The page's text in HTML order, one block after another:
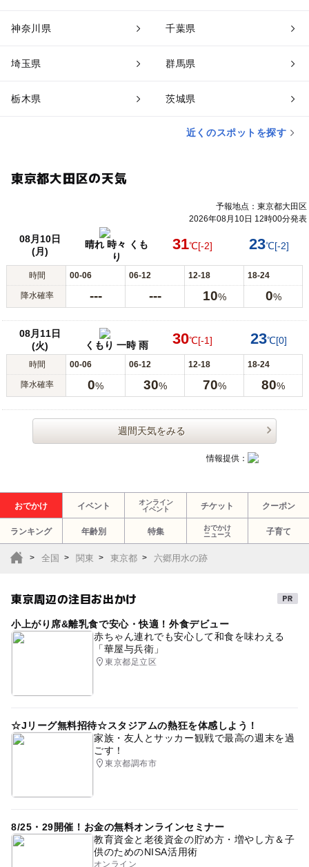
神奈川県 千葉県
埼玉県 群馬県
栃木県 茨城県
近くのスポットを探す
東京都大田区の天気
予報地点：東京都大田区
2026年08月10日 12時00分発表
08月10日
(月)
晴れ 時々 くも
り
31℃[-2] 23℃[-2]
時間 00-06 06-12 12-18 18-24
降水確率 --- --- 10% 0%
08月11日
(火)
くもり 一時 雨 30℃[-1] 23℃[0]
時間 00-06 06-12 12-18 18-24
降水確率 0% 30% 70% 80%
週間天気をみる
情報提供：
おでかけ イベント
オンライン
イベント
チケット クーポン
ランキング 年齢別 特集
おでかけ
ニュース
子育て
全国 関東 東京都 六郷用水の跡
東京周辺の注目お出かけ
小上がり席&離乳食で安心・快適！外食デビュー
赤ちゃん連れでも安心して和食を味わえる
「華屋与兵衛」
東京都足立区
☆Jリーグ無料招待☆スタジアムの熱狂を体感しよう！
家族・友人とサッカー観戦で最高の週末を過
ごす！
東京都調布市
8/25・29開催！お金の無料オンラインセミナー
教育資金と老後資金の貯め方・増やし方＆子
供のためのNISA活用術
オンライン